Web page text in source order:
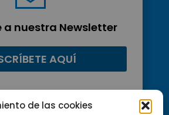
de las cookies
a nuestra Newsletter
AQUÍ